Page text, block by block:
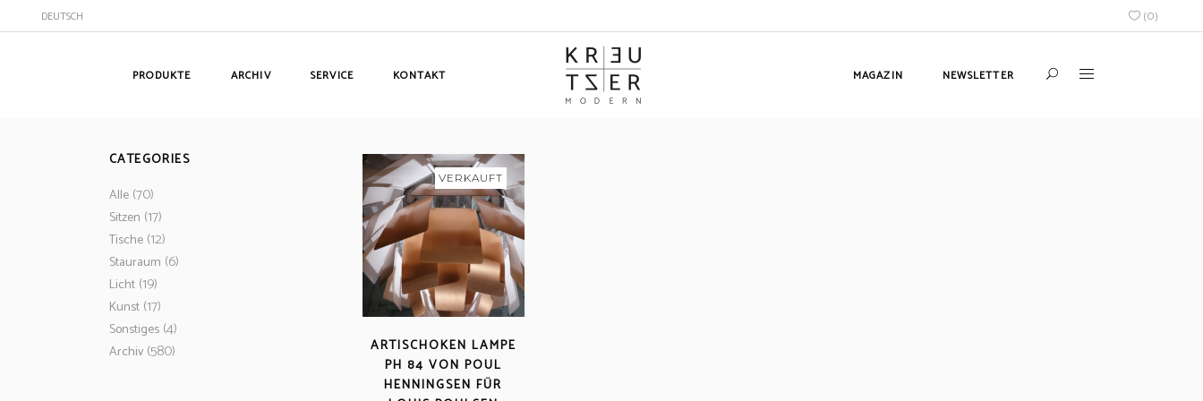
DEUTSCH (0)
PRODUKTE ARCHIV SERVICE KONTAKT MAGAZIN NEWSLETTER
VERKAUFT
ARTISCHOKEN LAMPE
PH 84 VON POUL
HENNINGSEN FÜR
CATEGORIES
Alle (70)
Sitzen (17)
Tische (12)
Stauraum (6)
Licht (19)
Kunst (17)
Sonstiges (4)
Archiv (580)